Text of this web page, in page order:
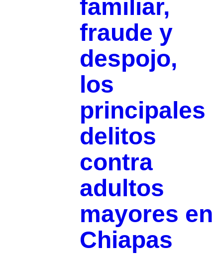
familiar,
fraude y
despojo,
los
principales
delitos
contra
adultos
mayores en
Chiapas